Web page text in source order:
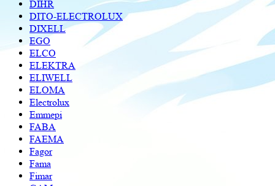
DIHR
DITO-ELECTROLUX
DIXELL
EGO
ELCO
ELEKTRA
ELIWELL
ELOMA
Electrolux
Emmepi
FABA
FAEMA
Fagor
Fama
Fimar